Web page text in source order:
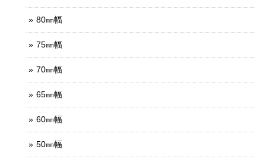
80㎜幅
75㎜幅
70㎜幅
65㎜幅
60㎜幅
50㎜幅